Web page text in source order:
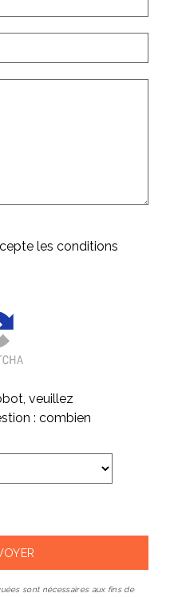
les conditions
veuillez
: combien
sont nécessaires aux fins de